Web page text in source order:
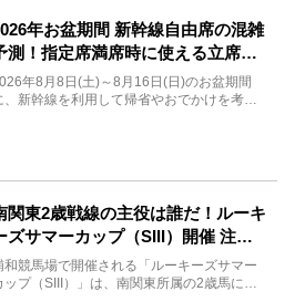
年お盆期間 新幹線自由席の混雑
測！指定席満席時に使える立席特
券も解説
年8月8日(土)～8月16日(日)のお盆期間
、新幹線を利用して帰省やおでかけを考え
関東2歳戦線の主役は誰だ！ルーキ
ズサマーカップ（SIII）開催 注目
と見どころをチェック
和競馬場で開催される「ルーキーズサマー
ップ（SIII）」は、南関東所属の2歳馬によ